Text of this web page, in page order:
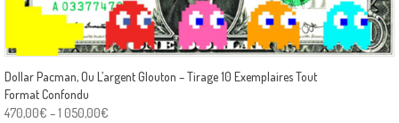
Dollar Pacman, Ou L’argent Glouton – Tirage 10 Exemplaires Tout
Format Confondu
470,00€ –1 050,00€